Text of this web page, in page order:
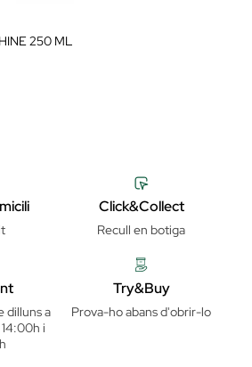
250 ML
Click&Collect
Recull en botiga
dilluns a
i
Try&Buy
Prova-ho abans d'obrir-lo